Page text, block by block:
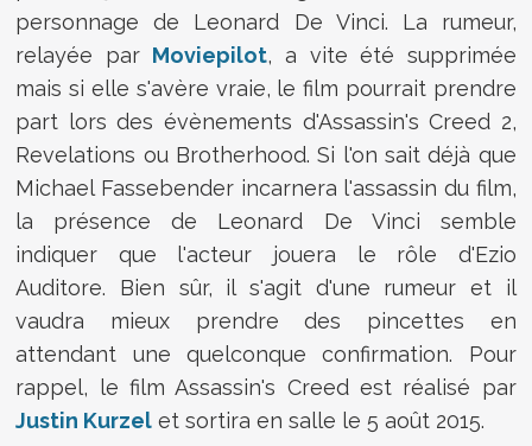
personnage de Leonard De Vinci. La rumeur,
relayée par Moviepilot, a vite été supprimée
mais si elle s'avère vraie, le film pourrait prendre
part lors des évènements d'Assassin's Creed 2,
Revelations ou Brotherhood. Si l'on sait déjà que
Michael Fassebender incarnera l'assassin du film,
la présence de Leonard De Vinci semble
indiquer que l'acteur jouera le rôle d'Ezio
Auditore. Bien sûr, il s'agit d'une rumeur et il
vaudra mieux prendre des pincettes en
attendant une quelconque confirmation. Pour
rappel, le film Assassin's Creed est réalisé par
Justin Kurzel et sortira en salle le 5 août 2015.